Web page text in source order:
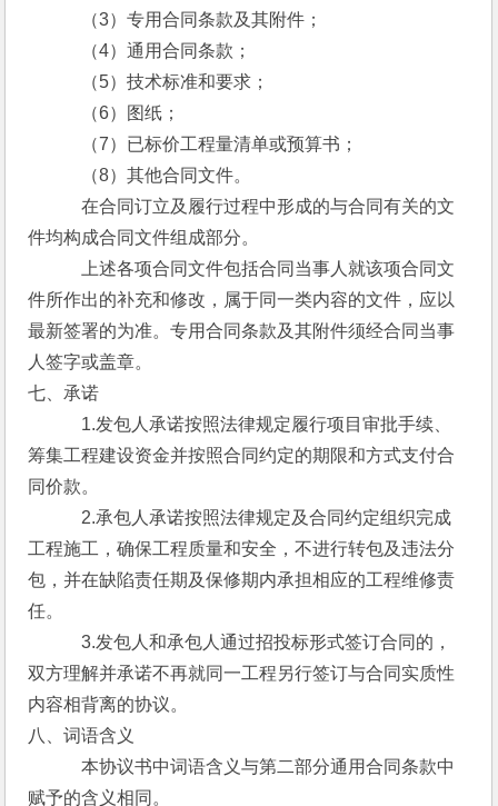
（3）专用合同条款及其附件；
（4）通用合同条款；
（5）技术标准和要求；
（6）图纸；
（7）已标价工程量清单或预算书；
（8）其他合同文件。
在合同订立及履行过程中形成的与合同有关的文
件均构成合同文件组成部分。
上述各项合同文件包括合同当事人就该项合同文
件所作出的补充和修改，属于同一类内容的文件，应以
最新签署的为准。专用合同条款及其附件须经合同当事
人签字或盖章。
七、承诺
1.发包人承诺按照法律规定履行项目审批手续、
筹集工程建设资金并按照合同约定的期限和方式支付合
同价款。
2.承包人承诺按照法律规定及合同约定组织完成
工程施工，确保工程质量和安全，不进行转包及违法分
包，并在缺陷责任期及保修期内承担相应的工程维修责
任。
3.发包人和承包人通过招投标形式签订合同的，
双方理解并承诺不再就同一工程另行签订与合同实质性
内容相背离的协议。
八、词语含义
本协议书中词语含义与第二部分通用合同条款中
赋予的含义相同。